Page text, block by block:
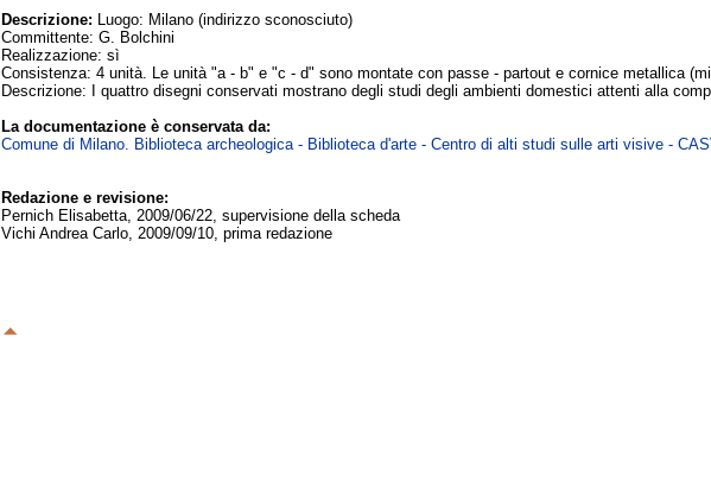
Descrizione: Luogo: Milano (indirizzo sconosciuto)
Committente: G. Bolchini
Realizzazione: sì
Consistenza: 4 unità. Le unità "a - b" e "c - d" sono montate con passe - partout e cornice metallica
Descrizione: I quattro disegni conservati mostrano degli studi degli ambienti domestici attenti alla
La documentazione è conservata da:
Comune di Milano. Biblioteca archeologica - Biblioteca d'arte - Centro di alti studi sulle arti visive -
Redazione e revisione:
Pernich Elisabetta, 2009/06/22, supervisione della scheda
Vichi Andrea Carlo, 2009/09/10, prima redazione